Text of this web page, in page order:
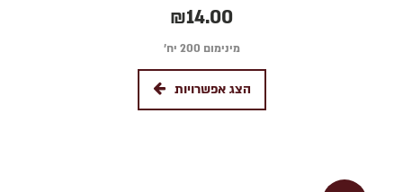
₪14.00
מינימום 200 יח׳
הצג אפשרויות